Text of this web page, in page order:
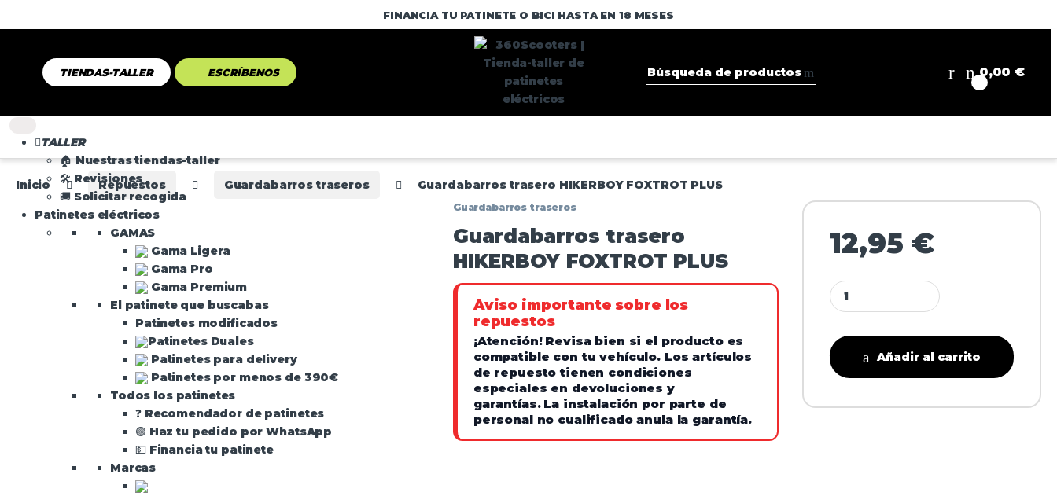
FINANCIA TU PATINETE O BICI HASTA EN 18 MESES
TIENDAS-TALLER ESCRÍBENOS 0,00€
TALLER
🏠 Nuestras tiendas-taller
🛠️ Revisiones
🚚 Solicitar recogida
Patinetes eléctricos
GAMAS
Gama Ligera
Gama Pro
Gama Premium
El patinete que buscabas
Patinetes modificados
Patinetes Duales
Patinetes para delivery
Patinetes por menos de 390€
Todos los patinetes
❓ Recomendador de patinetes
🟢 Haz tu pedido por WhatsApp
💵 Financia tu patinete
Marcas
Inicio Repuestos Guardabarros traseros Guardabarros trasero HIKERBOY FOXTROT PLUS
Guardabarros traseros
Guardabarros trasero
HIKERBOY FOXTROT PLUS
Aviso importante sobre los
repuestos
¡Atención! Revisa bien si el producto es
compatible con tu vehículo. Los artículos
de repuesto tienen condiciones
especiales en devoluciones y
garantías. La instalación por parte de
personal no cualificado anula la garantía.
12,95 €
Añadir al carrito